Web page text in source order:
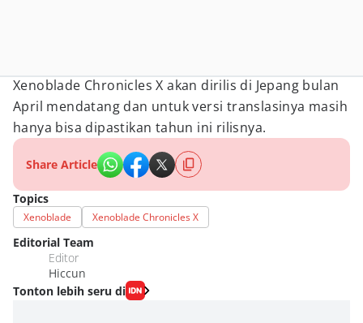
Xenoblade Chronicles X akan dirilis di Jepang bulan
April mendatang dan untuk versi translasinya masih
hanya bisa dipastikan tahun ini rilisnya.
Share Article
Topics
Xenoblade Xenoblade Chronicles X
Editorial Team
Editor
Hiccun
Tonton lebih seru di